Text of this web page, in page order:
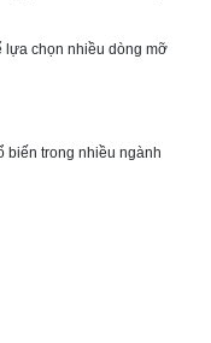
lựa chọn nhiều dòng mỡ
biến trong nhiều ngành